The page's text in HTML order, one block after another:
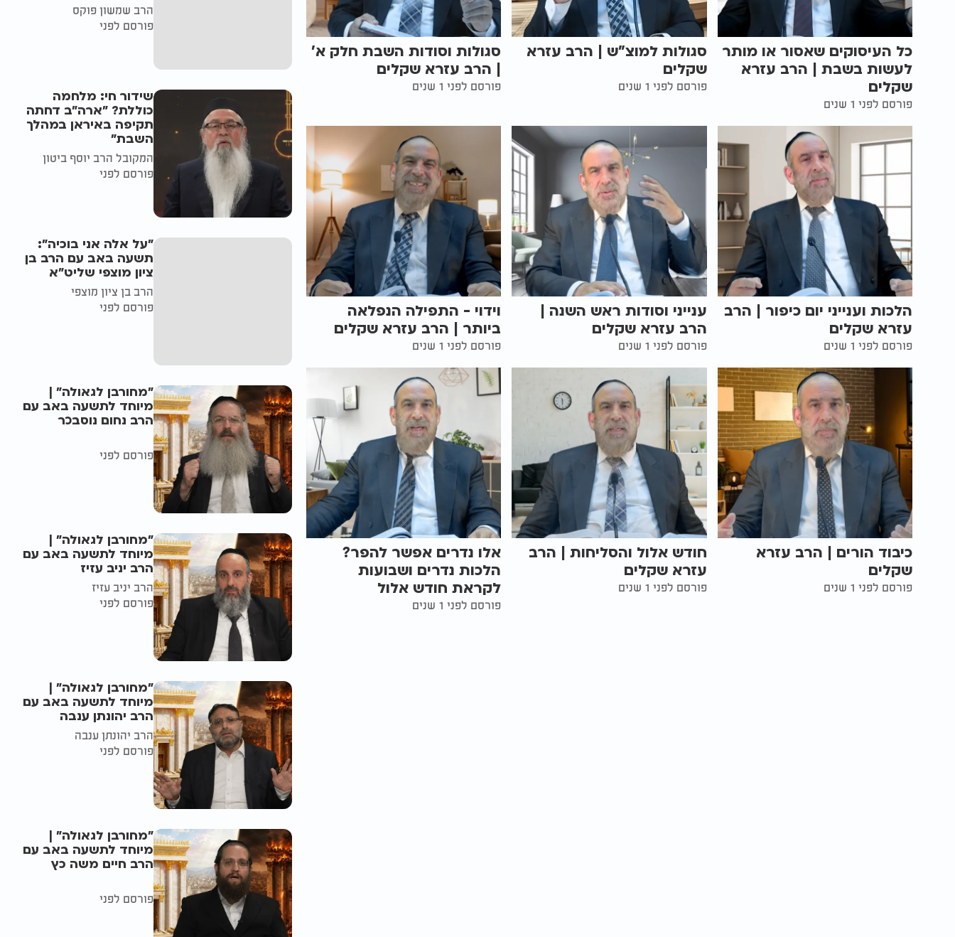
כל העיסוקים שאסור או מותר
לעשות בשבת | הרב עזרא
שקלים
פורסם לפני 1 שנים
סגולות למוצ"ש | הרב עזרא
שקלים
פורסם לפני 1 שנים
סגולות וסודות השבת חלק א'
| הרב עזרא שקלים
פורסם לפני 1 שנים
הלכות וענייני יום כיפור | הרב
עזרא שקלים
פורסם לפני 1 שנים
ענייני וסודות ראש השנה |
הרב עזרא שקלים
פורסם לפני 1 שנים
וידוי - התפילה הנפלאה
ביותר | הרב עזרא שקלים
פורסם לפני 1 שנים
כיבוד הורים | הרב עזרא
שקלים
פורסם לפני 1 שנים
חודש אלול והסליחות | הרב
עזרא שקלים
פורסם לפני 1 שנים
אלו נדרים אפשר להפר?
הלכות נדרים ושבועות
לקראת חודש אלול
פורסם לפני 1 שנים
הרב שמשון פוקס
פורסם לפני
שידור חי: מלחמה
כוללת? ״ארה"ב דחתה
תקיפה באיראן במהלך
השבת״
המקובל הרב יוסף ביטון
פורסם לפני
"על אלה אני בוכיה":
תשעה באב עם הרב בן
ציון מוצפי שליט"א
הרב בן ציון מוצפי
פורסם לפני
"מחורבן לגאולה" |
מיוחד לתשעה באב עם
הרב נחום נוסבכר
פורסם לפני
"מחורבן לגאולה" |
מיוחד לתשעה באב עם
הרב יניב עזיז
הרב יניב עזיז
פורסם לפני
"מחורבן לגאולה" |
מיוחד לתשעה באב עם
הרב יהונתן ענבה
הרב יהונתן ענבה
פורסם לפני
"מחורבן לגאולה" |
מיוחד לתשעה באב עם
הרב חיים משה כץ
פורסם לפני